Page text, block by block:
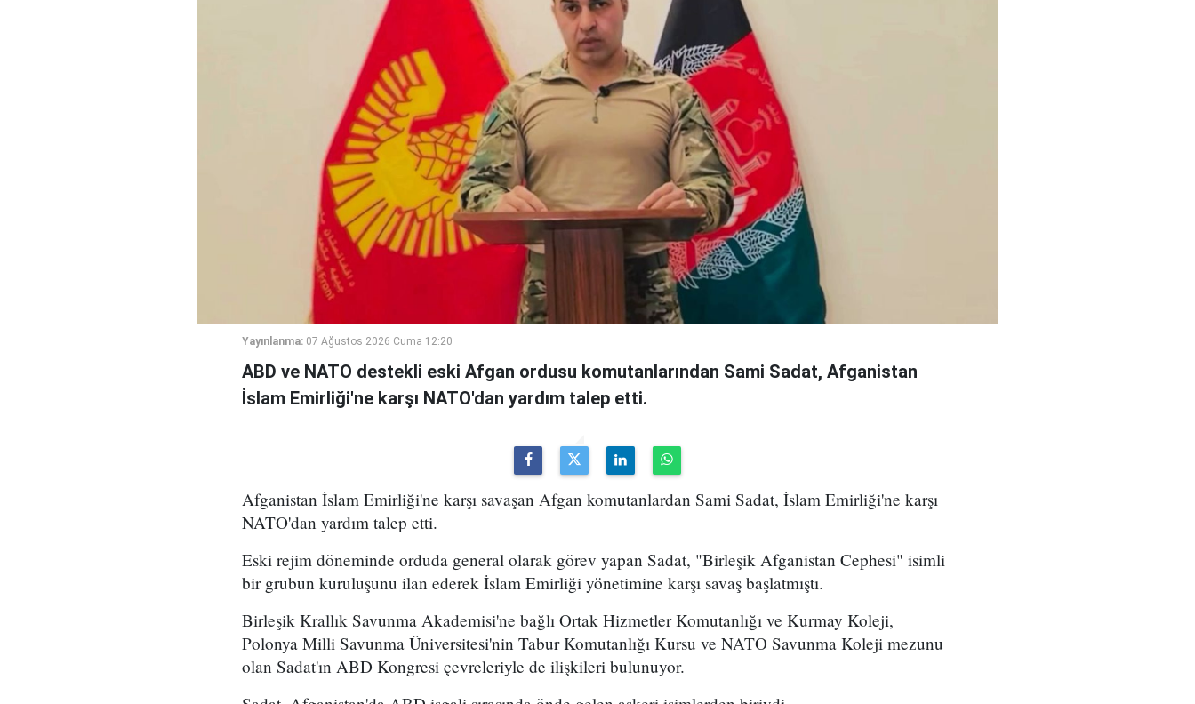
Yayınlanma: 07 Ağustos 2026 Cuma 12:20
ABD ve NATO destekli eski Afgan ordusu komutanlarından Sami Sadat, Afganistan
İslam Emirliği'ne karşı NATO'dan yardım talep etti.
Afganistan İslam Emirliği'ne karşı savaşan Afgan komutanlardan Sami Sadat, İslam Emirliği'ne karşı
NATO'dan yardım talep etti.
Eski rejim döneminde orduda general olarak görev yapan Sadat, "Birleşik Afganistan Cephesi" isimli
bir grubun kuruluşunu ilan ederek İslam Emirliği yönetimine karşı savaş başlatmıştı.
Birleşik Krallık Savunma Akademisi'ne bağlı Ortak Hizmetler Komutanlığı ve Kurmay Koleji,
Polonya Milli Savunma Üniversitesi'nin Tabur Komutanlığı Kursu ve NATO Savunma Koleji mezunu
olan Sadat'ın ABD Kongresi çevreleriyle de ilişkileri bulunuyor.